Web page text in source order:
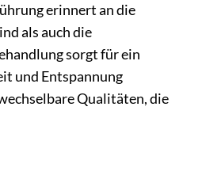
erinnert an die
als auch die
sorgt für ein
und Entspannung
Qualitäten, die